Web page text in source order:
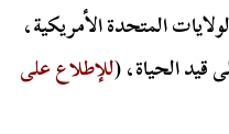
المتحدة الأمريكية،
قيد الحياة، (للإطلاع على